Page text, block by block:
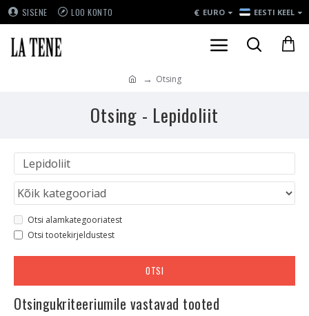
SISENE LOO KONTO € EURO EESTI KEEL
Otsing
Otsing - Lepidoliit
Otsi alamkategooriatest
Otsi tootekirjeldustest
OTSI
Otsingukriteeriumile vastavad tooted